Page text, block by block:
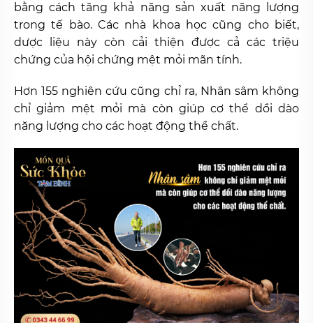
bằng cách tăng khả năng sản xuất năng lượng
trong tế bào. Các nhà khoa học cũng cho biết,
dược liệu này còn cải thiện được cả các triệu
chứng của hội chứng mệt mỏi mãn tính.
Hơn 155 nghiên cứu cũng chỉ ra, Nhân sâm không
chỉ giảm mệt mỏi mà còn giúp cơ thể dồi dào
năng lượng cho các hoạt động thể chất.